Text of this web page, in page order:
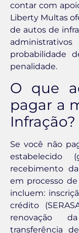
contar com
Liberty Multas
de autos de
probabilidade
penalidade.
O que
pagar a
Infração?
Se você não
estabelecido
recebimento
em processo de
incluem:
crédito
renovação
transferência